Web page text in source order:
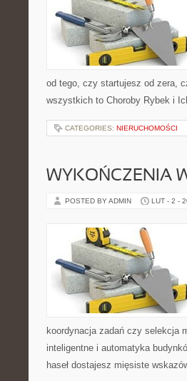
od tego, czy startujesz od zera,
wszystkich to Choroby Rybek i
CATEGORIES: NIERUCHOMOŚCI
WYKOŃCZENIA
POSTED BY ADMIN LUT - 2 -
koordynacja zadań czy selekcja
inteligentne i automatyka
haseł dostajesz mięsiste